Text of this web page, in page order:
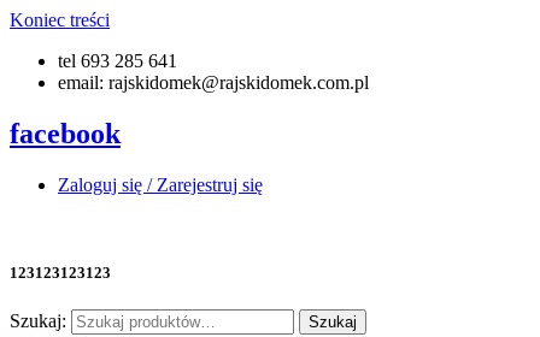
Koniec treści
tel 693 285 641
email: rajskidomek@rajskidomek.com.pl
facebook
Zaloguj się / Zarejestruj się
123123123123
Szukaj: Szukaj